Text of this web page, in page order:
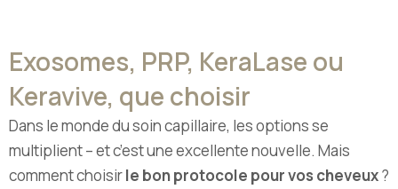
Exosomes, PRP, KeraLase ou
Keravive, que choisir
Dans le monde du soin capillaire, les options se
multiplient – et c’est une excellente nouvelle. Mais
comment choisirle bon protocole pour vos cheveux?